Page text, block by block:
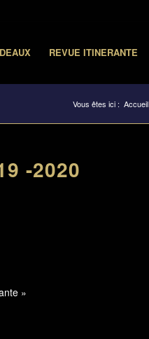
REVUE ITINERANTE
Vous êtes ici : Accueil
-2020
»